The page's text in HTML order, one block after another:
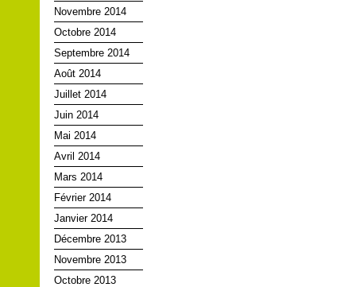
Novembre 2014
Octobre 2014
Septembre 2014
Août 2014
Juillet 2014
Juin 2014
Mai 2014
Avril 2014
Mars 2014
Février 2014
Janvier 2014
Décembre 2013
Novembre 2013
Octobre 2013